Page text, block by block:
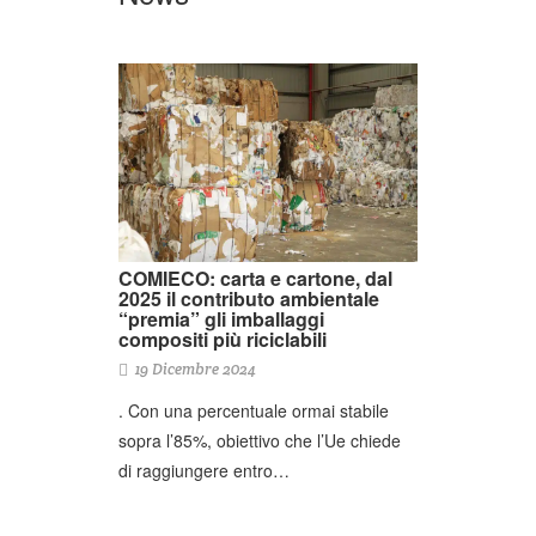
COMIECO: carta e cartone, dal
2025 il contributo ambientale
“premia” gli imballaggi
compositi più riciclabili
19 Dicembre 2024
. Con una percentuale ormai stabile
sopra l’85%, obiettivo che l’Ue chiede
di raggiungere entro…